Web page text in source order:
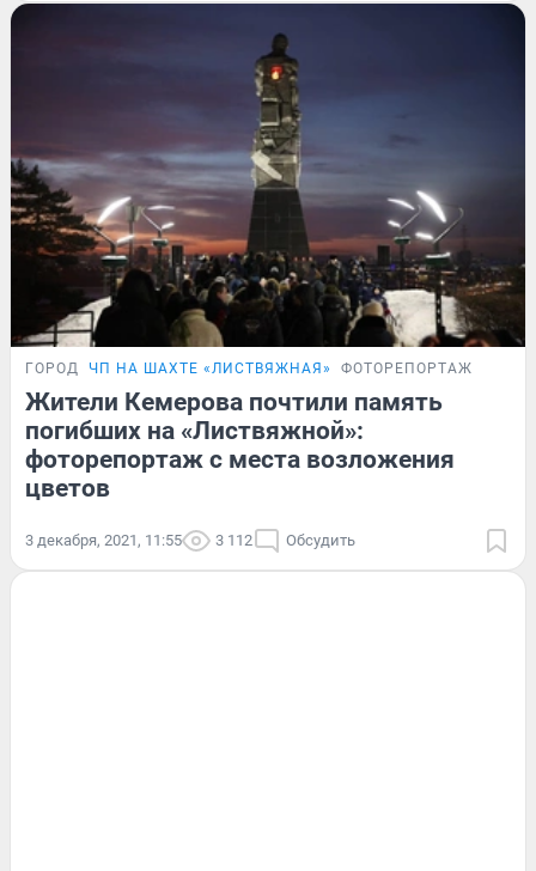
ГОРОД ЧП НА ШАХТЕ «ЛИСТВЯЖНАЯ» ФОТОРЕПОРТАЖ
Жители Кемерова почтили память
погибших на «Листвяжной»:
фоторепортаж с места возложения
цветов
3 декабря, 2021, 11:55 3 112 Обсудить